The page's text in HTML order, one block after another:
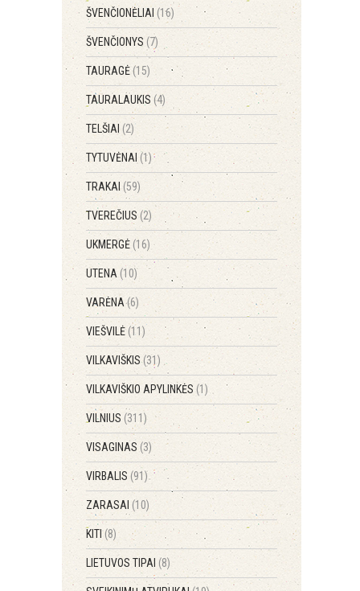
ŠVENČIONĖLIAI (16)
ŠVENČIONYS (7)
TAURAGĖ(15)
TAURALAUKIS (4)
TELŠIAI (2)
TYTUVĖNAI (1)
TRAKAI (59)
TVEREČIUS (2)
UKMERGĖ (16)
UTENA (10)
VARĖNA(6)
VIEŠVILĖ (11)
VILKAVIŠKIS(31)
VILKAVIŠKIO APYLINKĖS (1)
VILNIUS (311)
VISAGINAS (3)
VIRBALIS (91)
ZARASAI (10)
KITI(8)
LIETUVOS TIPAI (8)